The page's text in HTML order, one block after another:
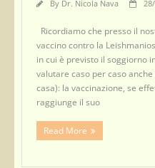
By Dr. Nicola Nava
Ricordiamo che presso il
vaccino contro la
in cui è previsto il soggiorno
valutare caso per caso
casa): la vaccinazione, se
raggiunge il suo
Read More